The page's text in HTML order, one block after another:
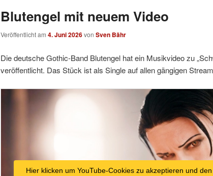
Blutengel mit neuem Video
Veröffentlicht am 4. Juni 2026von Sven Bähr
Die deutsche Gothic-Band Blutengel hat ein Musikvideo zu
veröffentlicht. Das Stück ist als Single auf allen gängigen
Hier klicken um YouTube-Cookies zu akzeptieren und